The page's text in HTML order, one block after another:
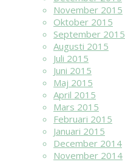
November 2015
Oktober 2015
September 2015
Augusti 2015
Juli 2015
Juni 2015
Maj 2015
April 2015
Mars 2015
Februari 2015
Januari 2015
December 2014
November 2014